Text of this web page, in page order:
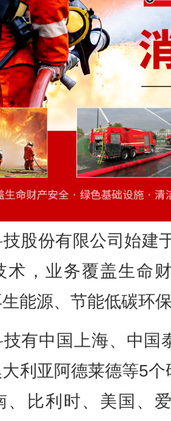
股份有限公司始建
术，业务覆盖生命
能源、节能低碳环
有中国上海、中国
利亚阿德莱德等5
、比利时、美国、